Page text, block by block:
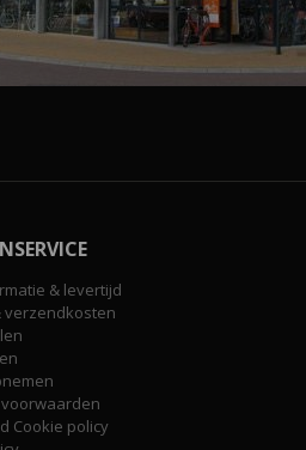
& levertijd
verzendkosten
Cookie policy